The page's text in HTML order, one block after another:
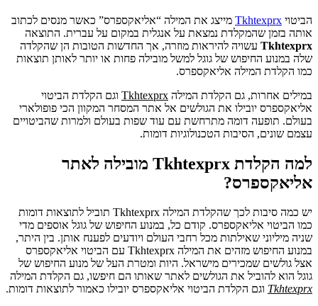
הביטוי Tkhtexprx מייצג את המילה “אליאקספרס” כאשר מנסים לכתוב
אותה בזמן שהמקלדת נמצאת על אנגלית במקום על עברית. התוצאה
Tkhtexprx עשויה להיראות מוזרה, אך החדשות הטובות הן שהקלדה
שלה במנוע החיפוש של גוגל למשל מובילה פחות או יותר לאותן תוצאות
כמו הקלדת המילה אליאקספרס.
במילים אחרות, גם הקלדת המילה Tkhtexprx וגם הקלדת הביטוי
אליאקספרס יובילו את הגולשים אל אתר המסחר המקוון הכי פופולארי
בעולם. תופעה דומה מתרחשת עם עוד שפות בעולם ולמרות שהביטויים
עצמם שונים, הסיבות הטכנולוגיות דומות.
למה הקלדת Tkhtexprx מובילה לאתר
אליאקספרס?
יש כמה סיבות לכך שהקלדת המילה Tkhtexprx תוביל לתוצאות דומות
כמו הביטוי אליאקספרס. קודם כל, במנוע החיפוש של גוגל אוספים מדי
שניה מיליוני שאילתות מכל רחבי העולם ויודעים לפענח אותן. בין היתר,
במנוע החיפוש מזהים את המילה Tkhtexprx עם הביטוי אליאקספרס
אצל גולשים שמכירים מישראל. היות ומטרת העל של מנוע החיפוש של
גוגל הוא להוביל את הגולשים לאתר שאותו הם חיפשו, גם הקלדת המילה
Tkhtexprx וגם הקלדת הביטוי אליאקספרס יובילו כאמור לתוצאות דומות.